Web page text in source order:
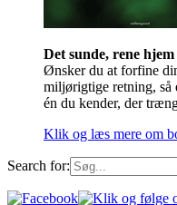
Det sunde, rene
Ønsker du at forfine
miljørigtige retning, så
én du kender, der
Klik og læs mere om
Search for: